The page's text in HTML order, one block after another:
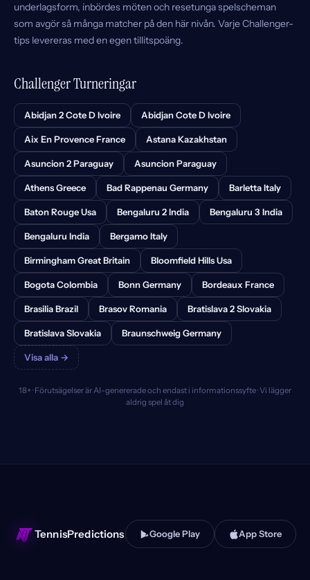
underlagsform, inbördes möten och resetunga spelscheman
som avgör så många matcher på den här nivån. Varje Challenger-
tips levereras med en egen tillitspoäng.
Challenger Turneringar
Abidjan 2 Cote D Ivoire Abidjan Cote D Ivoire
Aix En Provence France Astana Kazakhstan
Asuncion 2 Paraguay Asuncion Paraguay
Athens Greece Bad Rappenau Germany Barletta Italy
Baton Rouge Usa Bengaluru 2 India Bengaluru 3 India
Bengaluru India Bergamo Italy
Birmingham Great Britain Bloomfield Hills Usa
Bogota Colombia Bonn Germany Bordeaux France
Brasilia Brazil Brasov Romania Bratislava 2 Slovakia
Bratislava Slovakia Braunschweig Germany
Visa alla →
18+ · Förutsägelser är AI-genererade och endast i informationssyfte · Vi lägger
aldrig spel åt dig
TennisPredictions Google Play App Store